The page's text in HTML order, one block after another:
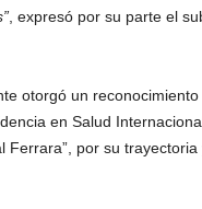
, expresó por su parte el
otorgó un
en Salud
Ferrara”, por su trayectoria